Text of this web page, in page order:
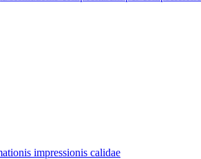
impressionis calidae